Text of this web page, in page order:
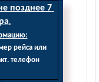
позднее 7
,
рейса или
телефон